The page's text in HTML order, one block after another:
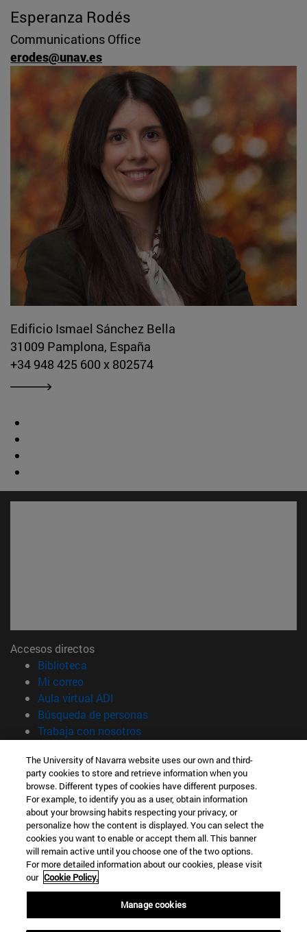
Esperanza Rodés
Communications Office
erodes@unav.es
Edificio Ismael Sánchez Bella
31009 Pamplona, España
+34 948 425 600 x 802574
Accesos directos
Biblioteca
Mi correo(abre en nueva ventana)
Aula virtual ADI
Búsqueda de personas(abre en nueva ventana)
Trabaja con nosotros(abre en nueva ventana)
Información
TFNO +34 948 42 56 00
¿QUÉ GRADO TE INTERESA?
¿QUÉ MÁSTER TE INTERESA?
© Universidad de Navarra
Información legal
Accesibilidad
Configuración de cookies
The University of Navarra website uses our own and third-
party cookies to store and retrieve information when you
browse. Different types of cookies have different purposes.
For example, to identify you as a user, obtain information
about your browsing habits respecting your privacy, or
personalize how the content is displayed. You can select the
cookies you want to enable or accept them all. This banner
will remain active until you choose one of the two options.
For more detailed information about our cookies, please visit
our Cookie Policy.
Manage cookies